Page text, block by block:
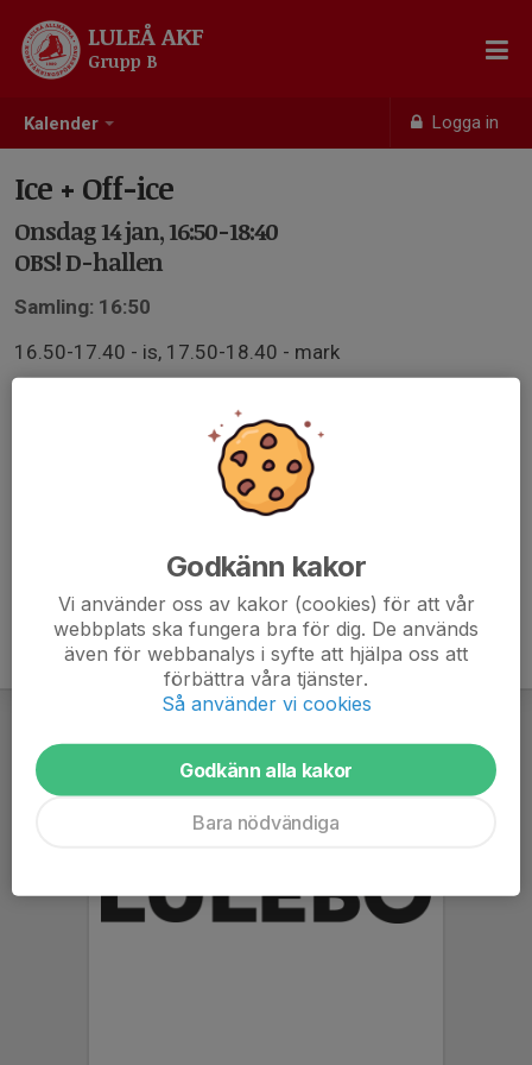
Kalender Logga in
LULEÅ AKF
Grupp B
Ice + Off-ice
Onsdag 14 jan, 16:50-18:40
OBS! D-hallen
Samling: 16:50
16.50-17.40 - is, 17.50-18.40 - mark
Godkänn kakor
Vi använder oss av kakor (cookies) för att vår
webbplats ska fungera bra för dig. De används
även för webbanalys i syfte att hjälpa oss att
förbättra våra tjänster.
Så använder vi cookies
Godkänn alla kakor
Bara nödvändiga